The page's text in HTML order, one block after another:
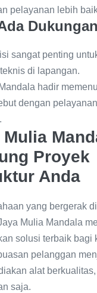
pelayanan lebih
sangat penting
di lapangan.
hadir
dengan
Mulia
Proyek
Anda
yang bergerak
Mulia Mandala
solusi terbaik bagi
pelanggan
alat
saja.